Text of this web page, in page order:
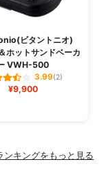
ビタントニオ)
ホットサンドベーカ
VWH-500
3.99(2)
¥9,900
ンキングをもっと見る